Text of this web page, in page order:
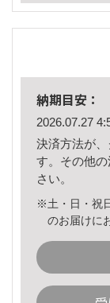
納期目安：
2026.07.27
決済方法が
す。その他
さい。
※土・日・祝
のお届けに